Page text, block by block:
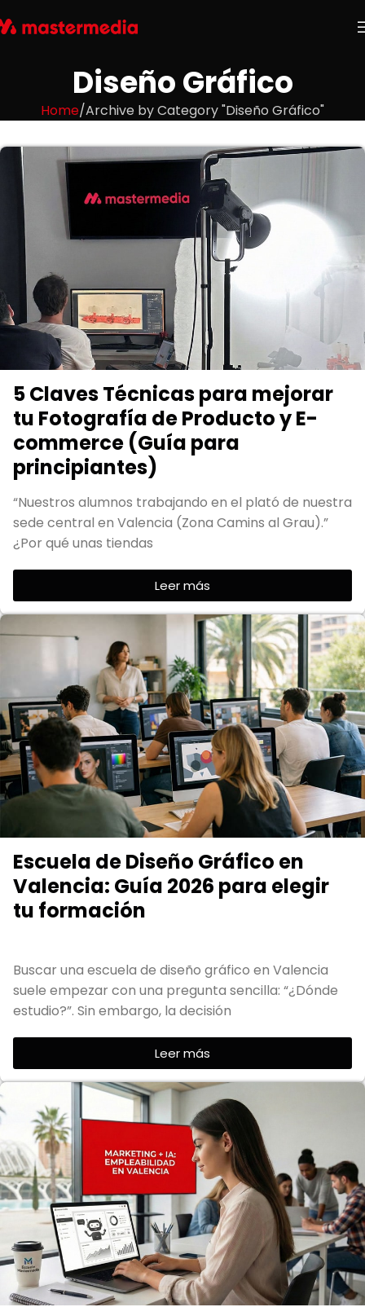
Diseño Gráfico
Home Archive by Category "Diseño Gráfico"
5 Claves Técnicas para mejorar
tu Fotografía de Producto y E-
commerce (Guía para
principiantes)
“Nuestros alumnos trabajando en el plató de nuestra
sede central en Valencia (Zona Camins al Grau).”
¿Por qué unas tiendas
Leer más
Escuela de Diseño Gráfico en
Valencia: Guía 2026 para elegir
tu formación
Buscar una escuela de diseño gráfico en Valencia
suele empezar con una pregunta sencilla: “¿Dónde
estudio?”. Sin embargo, la decisión
Leer más